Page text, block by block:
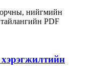
нийгмийн
PDF